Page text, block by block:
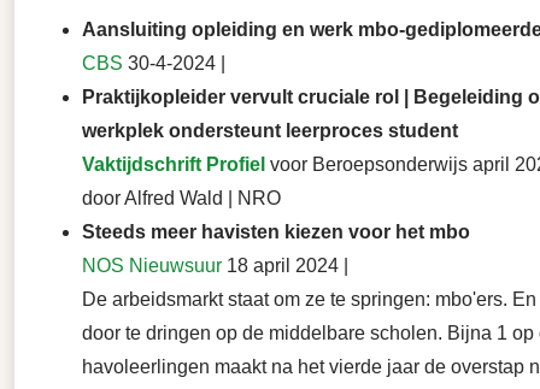
Aansluiting opleiding en werk mbo-
CBS 30-4-2024 |
Praktijkopleider vervult cruciale rol | Begeleiding
werkplek ondersteunt leerproces student
Vaktijdschrift Profiel voor Beroepsonderwijs april
door Alfred Wald | NRO
Steeds meer havisten kiezen voor het mbo
NOS Nieuwsuur 18 april 2024 |
De arbeidsmarkt staat om ze te springen: mbo'ers.
door te dringen op de middelbare scholen. Bijna 1 op
havoleerlingen maakt na het vierde jaar de overstap